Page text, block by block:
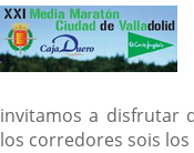
Descripción
invitamos a disfrutar
los corredores sois